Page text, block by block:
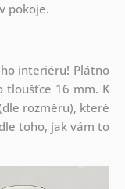
pokoje.
interiéru! Plátno
tloušťce 16 mm. K
rozměru), které
toho, jak vám to